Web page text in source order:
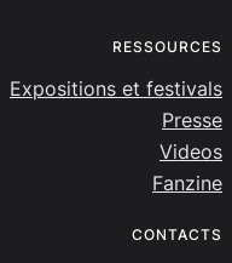
RESSOURCES
Expositions et festivals
Presse
Videos
Fanzine
CONTACTS